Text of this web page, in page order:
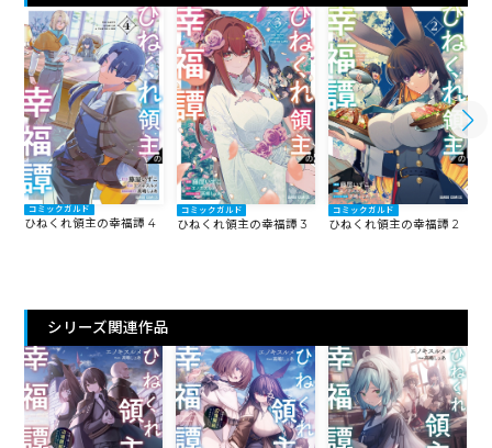
コミックガルド
ひねくれ領主の幸福譚 4
コミックガルド
ひねくれ領主の幸福譚 3
コミックガルド
ひねくれ領主の幸福譚 2
シリーズ関連作品